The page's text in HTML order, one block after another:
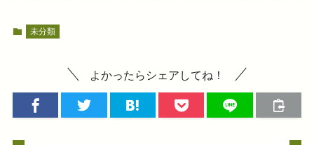
未分類
よかったらシェアしてね！